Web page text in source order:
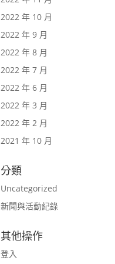
2022 年 10 月
2022 年 9 月
2022 年 8 月
2022 年 7 月
2022 年 6 月
2022 年 3 月
2022 年 2 月
2021 年 10 月
分類
Uncategorized
新聞與活動紀錄
其他操作
登入